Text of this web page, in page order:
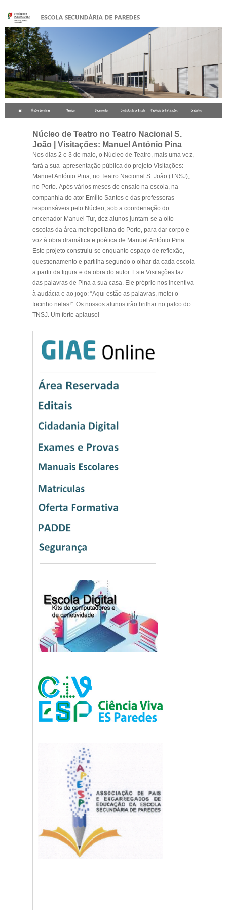
Núcleo de Teatro no Teatro Nacional S.
João | Visitações: Manuel António Pina
Nos dias 2 e 3 de maio, o Núcleo de Teatro, mais uma vez,
fará a sua apresentação pública do projeto Visitações:
Manuel António Pina, no Teatro Nacional S. João (TNSJ),
no Porto. Após vários meses de ensaio na escola, na
companhia do ator Emílio Santos e das professoras
responsáveis pelo Núcleo, sob a coordenação do
encenador Manuel Tur, dez alunos juntam-se a oito
escolas da área metropolitana do Porto, para dar corpo e
voz à obra dramática e poética de Manuel António Pina.
Este projeto construiu-se enquanto espaço de reflexão,
questionamento e partilha segundo o olhar da cada escola
a partir da figura e da obra do autor. Este Visitaçõesfaz
das palavras de Pina a sua casa. Ele próprio nos incentiva
à audácia e ao jogo: “Aqui estão as palavras, metei o
focinho nelas!”. Os nossos alunos irão brilhar no palco do
TNSJ. Um forte aplauso!